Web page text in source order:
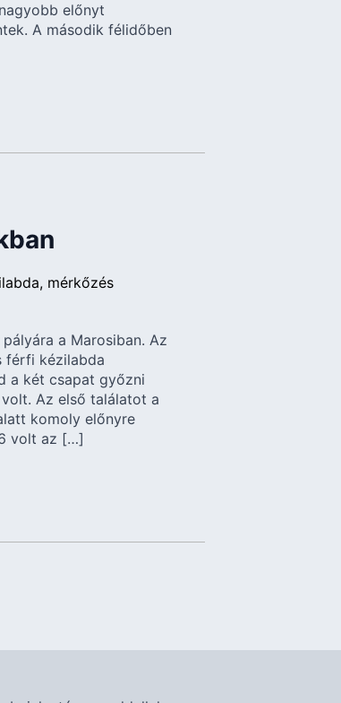
előnyt
A második félidőben
mérkőzés
a Marosiban. Az
férfi kézilabda
a két csapat győzni
Az első találatot a
komoly előnyre
volt az […]